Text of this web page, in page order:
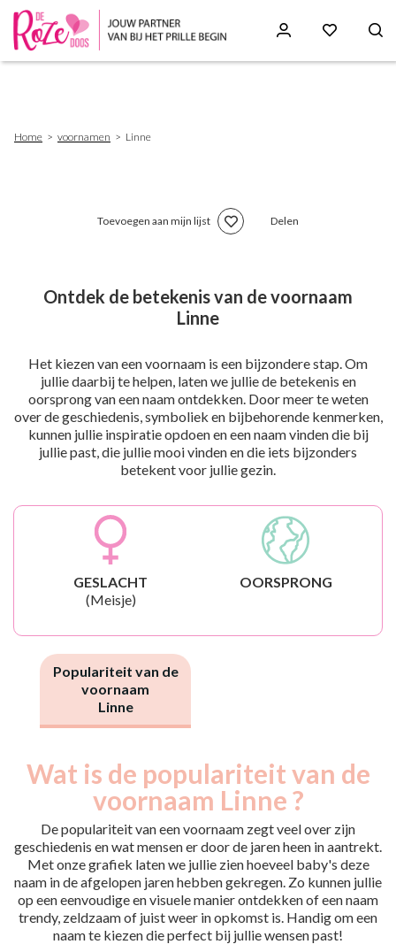
Home voornamen Linne
Toevoegen aan mijn lijst Delen
Ontdek de betekenis van de voornaam
Linne
Het kiezen van een voornaam is een bijzondere stap. Om
jullie daarbij te helpen, laten we jullie de betekenis en
oorsprong van een naam ontdekken. Door meer te weten
over de geschiedenis, symboliek en bijbehorende kenmerken,
kunnen jullie inspiratie opdoen en een naam vinden die bij
jullie past, die jullie mooi vinden en die iets bijzonders
betekent voor jullie gezin.
GESLACHT
(Meisje)
OORSPRONG
Populariteit van de
voornaam
Linne
Wat is de populariteit van de
voornaam Linne ?
De populariteit van een voornaam zegt veel over zijn
geschiedenis en wat mensen er door de jaren heen in aantrekt.
Met onze grafiek laten we jullie zien hoeveel baby's deze
naam in de afgelopen jaren hebben gekregen. Zo kunnen jullie
op een eenvoudige en visuele manier ontdekken of een naam
trendy, zeldzaam of juist weer in opkomst is. Handig om een
naam te kiezen die perfect bij jullie wensen past!
Année
Nouveaux-
nés
2010
11
2011
12
2012
9
2013
11
2014
6
2015
13
12